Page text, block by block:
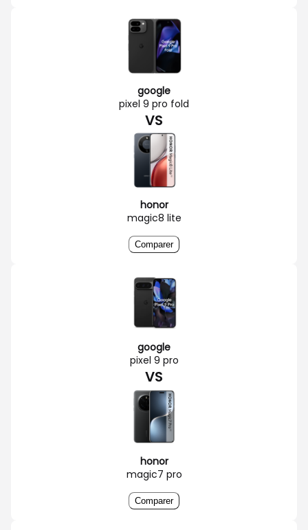
google
pixel 9 pro fold
VS
honor
magic8 lite
Comparer
google
pixel 9 pro
VS
honor
magic7 pro
Comparer